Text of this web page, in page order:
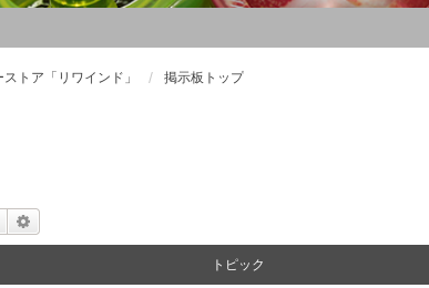
トア「リワインド」 掲示板トップ
検索
トピック